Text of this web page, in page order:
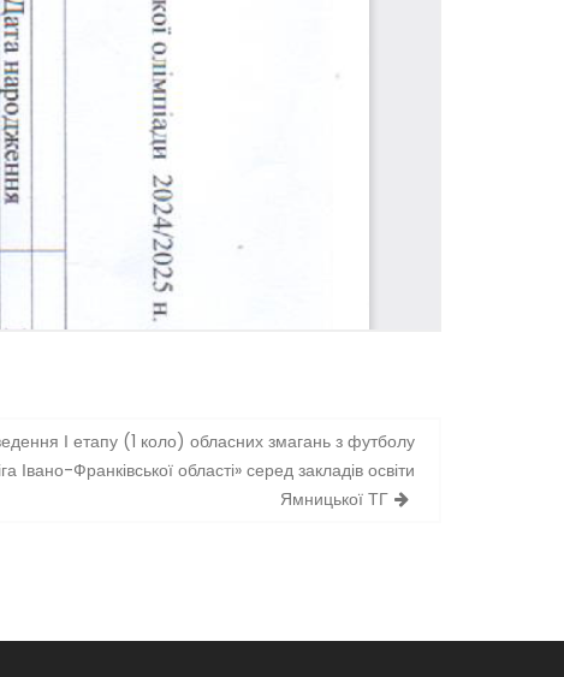
І етапу (1 коло) обласних змагань з футболу
Івано-Франківської області» серед закладів освіти
Ямницької ТГ